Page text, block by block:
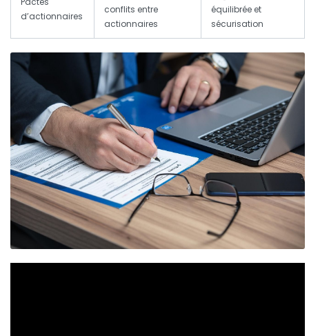
d’actionnaires
conflits entre
actionnaires
équilibrée et
sécurisation